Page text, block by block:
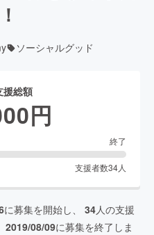
ソーシャルグッド
援総額
円
終了
支援者数34人
に募集を開始し、 34人の支援
2019/08/09に募集を終了しま